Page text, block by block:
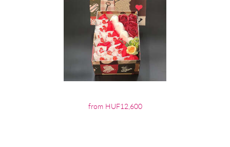
from HUF12,600